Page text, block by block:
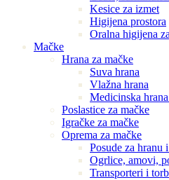
Kesice za izmet
Higijena prostora
Oralna higijena
Mačke
Hrana za mačke
Suva hrana
Vlažna hrana
Medicinska
Poslastice za mačke
Igračke za mačke
Oprema za mačke
Posude za hranu
Ogrlice, amovi,
Transporteri i